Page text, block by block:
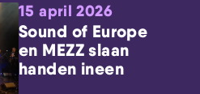
15 april 2026
Sound of Europe
en MEZZ slaan
handen ineen